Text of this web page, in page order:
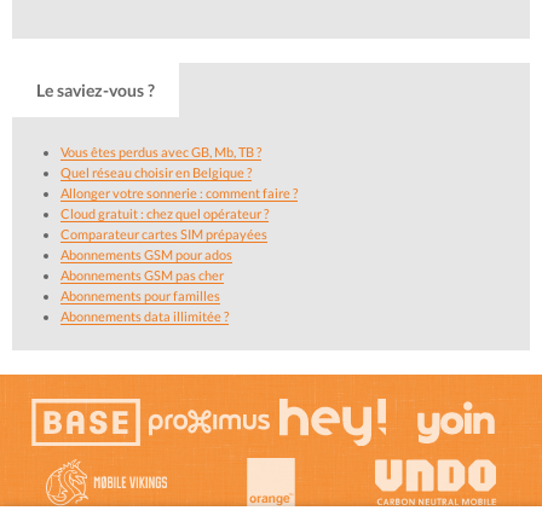
Le saviez-vous ?
Vous êtes perdus avec GB, Mb, TB ?
Quel réseau choisir en Belgique ?
Allonger votre sonnerie : comment faire ?
Cloud gratuit : chez quel opérateur ?
Comparateur cartes SIM prépayées
Abonnements GSM pour ados
Abonnements GSM pas cher
Abonnements pour familles
Abonnements data illimitée ?